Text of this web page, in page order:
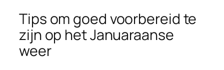
Tips om goed voorbereid te
zijn op het Januaraanse
weer